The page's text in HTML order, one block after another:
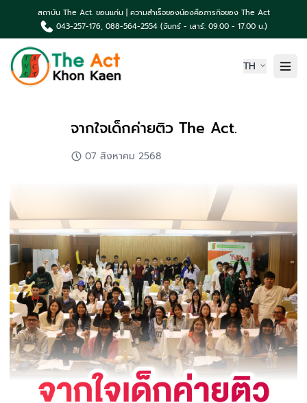
สถาบัน The Act. ขอนแก่น | ความสำเร็จของน้องคือภารกิจของ The Act
043-257-176, 088-564-2554 (จันทร์ - เสาร์: 09.00 - 17.00 น.)
TH
ความเป็นมา The Act
คอร์สเรียน & บริการ
ติดต่อเรา
จากใจเด็กค่ายติว The Act.
07 สิงหาคม 2568